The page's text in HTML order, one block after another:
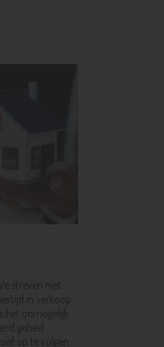
streven niet
in verkoop
het onmogelijk
geheel
op te volgen.